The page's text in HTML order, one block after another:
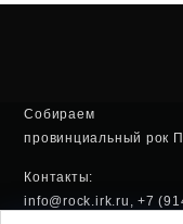
Собираем
провинциальный рок
Контакты:
info@rock.irk.ru, +7